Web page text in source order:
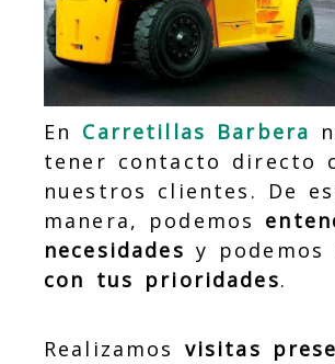
En Carretillas Barbera
tener contacto directo
nuestros clientes. De
manera, podemos
necesidades y podemos
con tus prioridades.
Realizamos visitas